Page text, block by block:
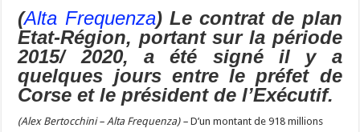
b
o
o
k
ky gr
a
m
p
c
h
at
l
y
Li
n
k
d
o
n
es
t
p
p
m
bl
r
d
di
t
ai
l
ta
g
er
(Alta Frequenza) Le contrat de plan
Etat-Région, portant sur la période
2015/ 2020, a été signé il y a
quelques jours entre le préfet de
Corse et le président de l’Exécutif.
(Alex Bertocchini – Alta Frequenza) –D’un montant de 918 millions